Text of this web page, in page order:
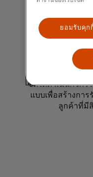
สมใ
ซิตี้ได้ดำเนินกิจกร
แบบเพื่อสร้างการ
ลูกค้าที่มี
ยอมรับคุก